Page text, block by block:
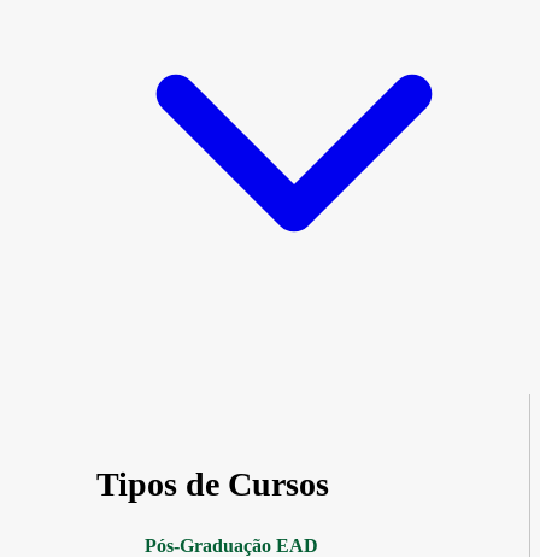
Tipos de Cursos
Pós-Graduação EAD